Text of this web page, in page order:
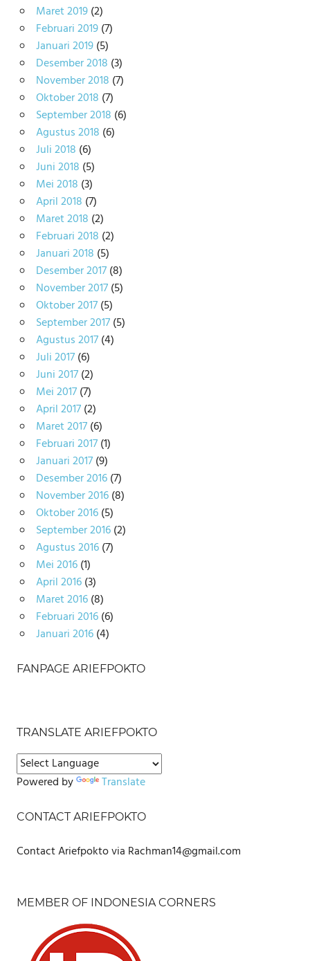
Maret 2019(2)
Februari 2019(7)
Januari 2019(5)
Desember 2018 (3)
November 2018 (7)
Oktober 2018 (7)
September 2018 (6)
Agustus 2018 (6)
Juli 2018 (6)
Juni 2018 (5)
Mei 2018 (3)
April 2018 (7)
Maret 2018 (2)
Februari 2018 (2)
Januari 2018 (5)
Desember 2017(8)
November 2017(5)
Oktober 2017(5)
September 2017(5)
Agustus 2017(4)
Juli 2017(6)
Juni 2017(2)
Mei 2017(7)
April 2017(2)
Maret 2017(6)
Februari 2017(1)
Januari 2017(9)
Desember 2016(7)
November 2016(8)
Oktober 2016(5)
September 2016(2)
Agustus 2016(7)
Mei 2016(1)
April 2016(3)
Maret 2016(8)
Februari 2016(6)
Januari 2016(4)
FANPAGE ARIEFPOKTO
TRANSLATE ARIEFPOKTO
Powered by Translate
CONTACT ARIEFPOKTO
Contact Ariefpokto via Rachman14@gmail.com
MEMBER OF INDONESIA CORNERS